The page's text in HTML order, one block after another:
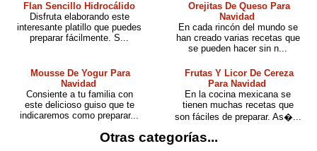
Flan Sencillo Hidrocálido
Disfruta elaborando este
interesante platillo que puedes
preparar fácilmente. S...
Orejitas De Queso Para
Navidad
En cada rincón del mundo se
han creado varias recetas que
se pueden hacer sin n...
Mousse De Yogur Para
Navidad
Consiente a tu familia con
este delicioso guiso que te
indicaremos como preparar...
Frutas Y Licor De Cereza
Para Navidad
En la cocina mexicana se
tienen muchas recetas que
son fáciles de preparar. As�...
Otras categorías...